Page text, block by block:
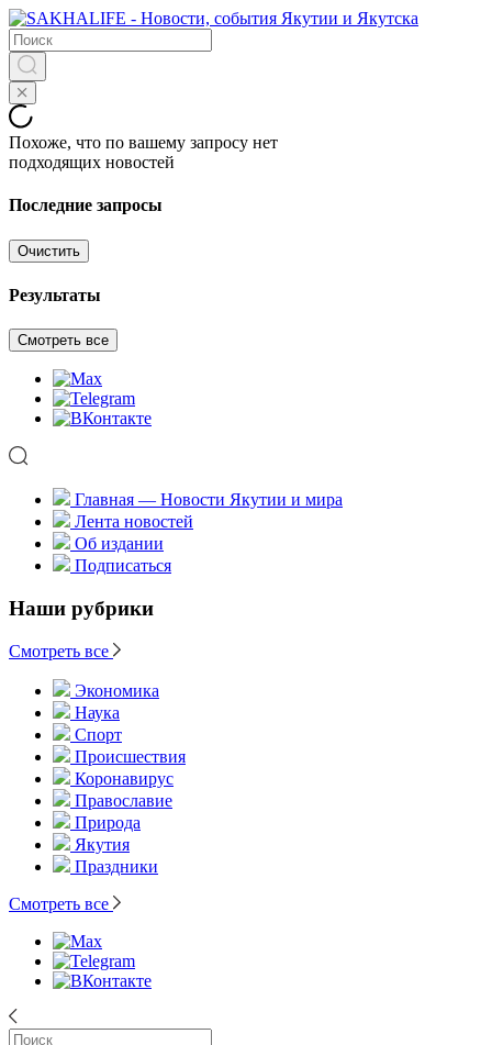
Похоже, что по вашему запросу нет
подходящих новостей
Последние запросы
Очистить
Результаты
Смотреть все
Главная — Новости Якутии и мира
Лента новостей
Об издании
Подписаться
Наши рубрики
Смотреть все
Экономика
Наука
Спорт
Происшествия
Коронавирус
Православие
Природа
Якутия
Праздники
Смотреть все